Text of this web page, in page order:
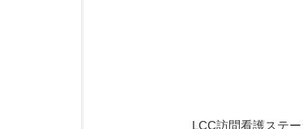
LCC訪問看護ステ